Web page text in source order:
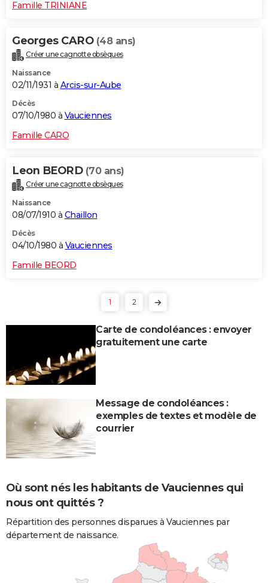
Famille TRINIANE
Georges CARO (48 ans)
Créer une cagnotte obsèques
Naissance
02/11/1931 à Arcis-sur-Aube
Décès
07/10/1980 à Vauciennes
Famille CARO
Leon BEORD (70 ans)
Créer une cagnotte obsèques
Naissance
08/07/1910 à Chaillon
Décès
04/10/1980 à Vauciennes
Famille BEORD
1 2
Carte de condoléances : envoyer
gratuitement une carte
Message de condoléances :
exemples de textes et modèle de
courrier
Où sont nés les habitants de Vauciennes qui
nous ont quittés ?
Répartition des personnes disparues à Vauciennes par
département de naissance.